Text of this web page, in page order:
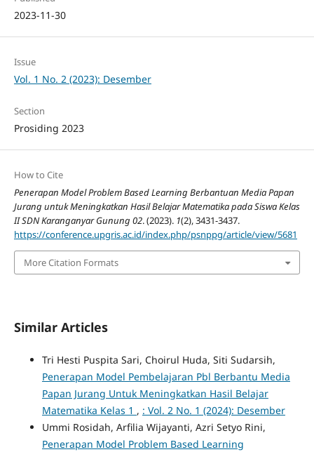
2023-11-30
Issue
Vol. 1 No. 2 (2023): Desember
Section
Prosiding 2023
How to Cite
Penerapan Model Problem Based Learning Berbantuan Media Papan
Jurang untuk Meningkatkan Hasil Belajar Matematika pada Siswa Kelas
II SDN Karanganyar Gunung 02. (2023). 1(2), 3431-3437.
https://conference.upgris.ac.id/index.php/psnppg/article/view/5681
More Citation Formats
Similar Articles
Tri Hesti Puspita Sari, Choirul Huda, Siti Sudarsih,
Penerapan Model Pembelajaran Pbl Berbantu Media
Papan Jurang Untuk Meningkatkan Hasil Belajar
Matematika Kelas 1 , : Vol. 2 No. 1 (2024): Desember
Ummi Rosidah, Arfilia Wijayanti, Azri Setyo Rini,
Penerapan Model Problem Based Learning